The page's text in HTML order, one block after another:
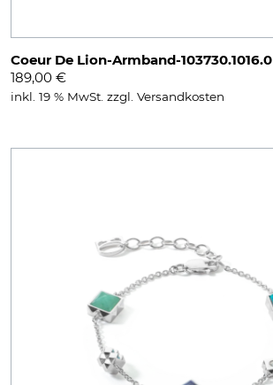
Coeur De Lion-Armband-103730.1016.0
189,00 €
inkl. 19 % MwSt. zzgl. Versandkosten